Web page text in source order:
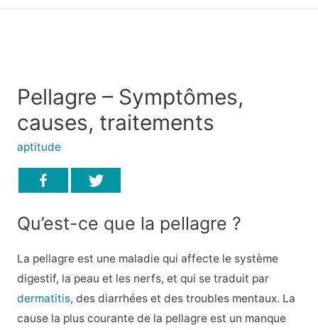
Pellagre – Symptômes,
causes, traitements
aptitude
Qu’est-ce que la pellagre ?
La pellagre est une maladie qui affecte le système
digestif, la peau et les nerfs, et qui se traduit par
dermatitis, des diarrhées et des troubles mentaux. La
cause la plus courante de la pellagre est un manque